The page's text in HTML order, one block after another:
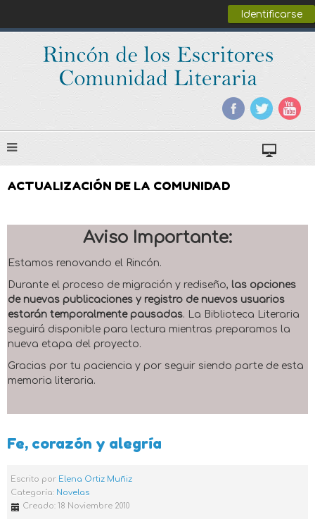
Identificarse
ACTUALIZACIÓN DE LA COMUNIDAD
Aviso Importante:
Estamos renovando el Rincón.
Durante el proceso de migración y rediseño, las opciones
de nuevas publicaciones y registro de nuevos usuarios
estarán temporalmente pausadas. La Biblioteca Literaria
seguirá disponible para lectura mientras preparamos la
nueva etapa del proyecto.
Gracias por tu paciencia y por seguir siendo parte de esta
memoria literaria.
Fe, corazón y alegría
Escrito por Elena Ortiz Muñiz
Categoría: Novelas
Creado: 18 Noviembre 2010